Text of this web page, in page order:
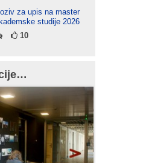
za upis na master
studije 2026
10